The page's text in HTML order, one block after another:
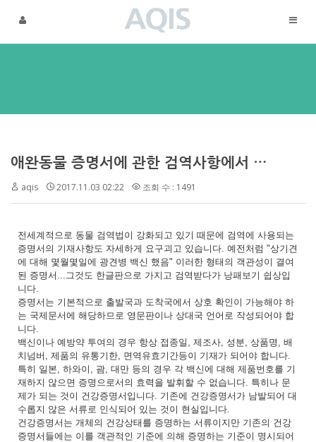
메뉴 건너뛰기
애완동물 증명서에 관한 검역사항에서 기재되어야 하는 것들
aqis 2017.11.03 02:22 조회 수 : 1491
전세계적으로 동물 검역법이 강화되고 있기 때문에 검역에 사용되는
증명서의 기재사항도 자세하게 요구괴고 있습니다. 예전처럼 "상기견
에 대해 몇월몇일에 광견병 백신 했음" 이러한 형태의 객관성이 결여
된 증명서...그것도 한글판으로 가지고 검역받다가 낭패보기 쉽상입
니다.
증명서는 기본적으로 출발국과 도착국에서 상호 확인이 가능해야 하
는 국제문서에 해당하므로 영문판이나 상대국 언어로 작성되어야 합
니다.
백신이나 예방약 투여의 경우 항상 접종일, 제조사, 성분, 상품명, 배
치넘버, 제품의 유통기한, 면역유효기간등이 기재가 되어야 합니다.
특히 일본, 하와이, 괌, 대만 등의 경우 각 백신에 대해 제품번호를 기
재하지 않으면 증명으로서의 효력을 발휘할 수 없습니다. 특히나 문
제가 되는 것이 건강증명서입니다. 기존에 건강증명서가 남발되어 대
수롭지 않은 서류로 인식되어 있는 것이 현실입니다.
건강증명서는 개체의 건강상태를 증명하는 서류이지만 기존의 건강
증명서들에는 이를 객관적인 기준에 의해 증명하는 기준이 명시되어